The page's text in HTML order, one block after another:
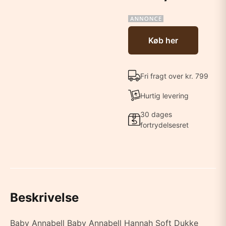
Køb her
Fri fragt over kr. 799
Hurtig levering
30 dages
fortrydelsesret
Beskrivelse
Baby Annabell Baby Annabell Hannah Soft Dukke